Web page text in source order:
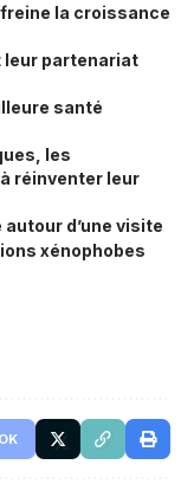
la croissance
leur partenariat
santé
les
réinventer leur
d’une visite
xénophobes